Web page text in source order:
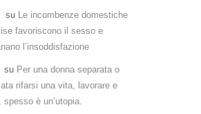
su Le incombenze domestiche
favoriscono il sesso e
l’insoddisfazione
su Per una donna separata o
rifarsi una vita, lavorare e
spesso è un’utopia.